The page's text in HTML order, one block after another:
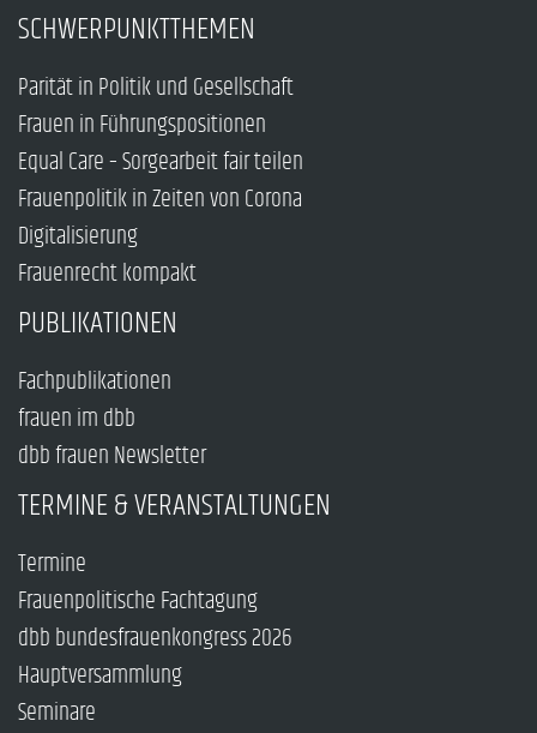
SCHWERPUNKTTHEMEN
Parität in Politik und Gesellschaft
Frauen in Führungspositionen
Equal Care – Sorgearbeit fair teilen
Frauenpolitik in Zeiten von Corona
Digitalisierung
Frauenrecht kompakt
PUBLIKATIONEN
Fachpublikationen
frauen im dbb
dbb frauen Newsletter
TERMINE & VERANSTALTUNGEN
Termine
Frauenpolitische Fachtagung
dbb bundesfrauenkongress 2026
Hauptversammlung
Seminare